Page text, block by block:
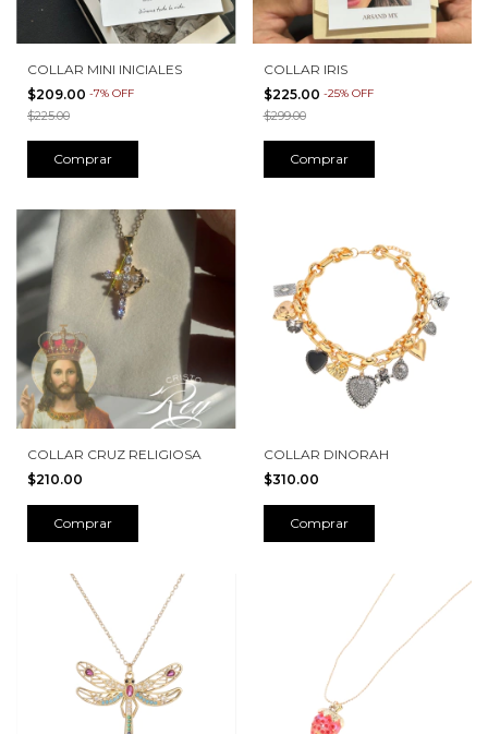
COLLAR MINI INICIALES
$209.00 -7% OFF
$225.00
COLLAR IRIS
$225.00 -25% OFF
$299.00
COLLAR CRUZ RELIGIOSA
$210.00
Comprar
COLLAR DINORAH
$310.00